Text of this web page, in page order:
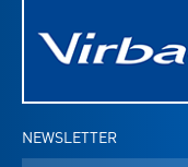
NEWSLETTER